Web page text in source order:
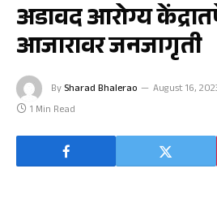
अडावद आरोग्य
आजारावर जनजागृती
By Sharad Bhalerao August 16,
1 Min Read